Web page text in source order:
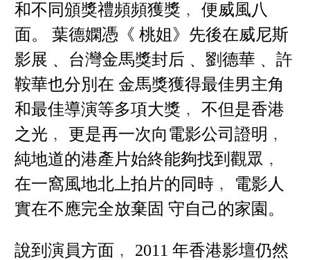
和不同頒獎禮頻頻獲獎﹐ 便威風八
面。 葉德嫻憑《 桃姐》先後在威尼斯
影展﹑ 台灣金馬獎封后﹑ 劉德華﹑ 許
鞍華也分別在 金馬獎獲得最佳男主角
和最佳導演等多項大獎﹐ 不但是香港
之光﹐ 更是再一次向電影公司證明﹐
純地道的港產片始終能夠找到觀眾﹐
在一窩風地北上拍片的同時﹐ 電影人
實在不應完全放棄固 守自己的家園。
說到演員方面﹐ 2011 年香港影壇仍然